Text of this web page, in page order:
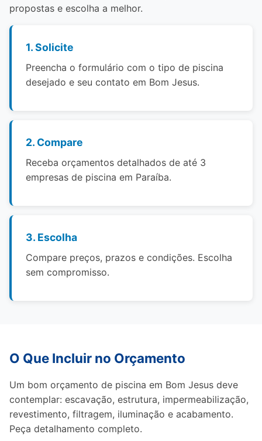
propostas e escolha a melhor.
1. Solicite
Preencha o formulário com o tipo de piscina
desejado e seu contato em Bom Jesus.
2. Compare
Receba orçamentos detalhados de até 3
empresas de piscina em Paraíba.
3. Escolha
Compare preços, prazos e condições. Escolha
sem compromisso.
O Que Incluir no Orçamento
Um bom orçamento de piscina em Bom Jesus deve
contemplar: escavação, estrutura, impermeabilização,
revestimento, filtragem, iluminação e acabamento.
Peça detalhamento completo.